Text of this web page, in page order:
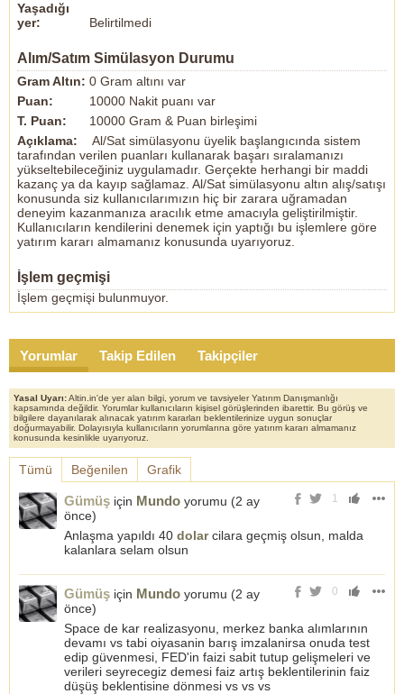
Yaşadığı
yer:
Belirtilmedi
Alım/Satım Simülasyon Durumu
Gram Altın: 0 Gram altını var
Puan:
10000 Nakit puanı var
T. Puan:
10000 Gram & Puan birleşimi
Açıklama:
Al/Sat simülasyonu üyelik başlangıcında sistem
tarafından verilen puanları kullanarak başarı sıralamanızı
yükseltebileceğiniz uygulamadır. Gerçekte herhangi bir maddi
kazanç ya da kayıp sağlamaz. Al/Sat simülasyonu altın alış/satışı
konusunda siz kullanıcılarımızın hiç bir zarara uğramadan
deneyim kazanmanıza aracılık etme amacıyla geliştirilmiştir.
Kullanıcıların kendilerini denemek için yaptığı bu işlemlere göre
yatırım kararı almamanız konusunda uyarıyoruz.
İşlem geçmişi
İşlem geçmişi bulunmuyor.
Yorumlar Takip Edilen Takipçiler
Yasal Uyarı:Altin.in'de yer alan bilgi, yorum ve tavsiyeler Yatırım Danışmanlığı
kapsamında değildir. Yorumlar kullanıcıların kişisel görüşlerinden ibarettir. Bu görüş ve
bilgilere dayanılarak alınacak yatırım kararları beklentilerinize uygun sonuçlar
doğurmayabilir. Dolayısıyla kullanıcıların yorumlarına göre yatırım kararı almamanız
konusunda kesinlikle uyarıyoruz.
Tümü Beğenilen Grafik
1
Gümüş için Mundo yorumu (2 ay
önce)
Anlaşma yapıldı 40 dolarcilara geçmiş olsun, malda
kalanlara selam olsun
0
Gümüş için Mundo yorumu (2 ay
önce)
Space de kar realizasyonu, merkez banka alımlarının
devamı vs tabi oiyasanin barış imzalanirsa onuda test
edip güvenmesi, FED'in faizi sabit tutup gelişmeleri ve
verileri seyrecegiz demesi faiz artış beklentilerinin faiz
düşüş beklentisine dönmesi vs vs vs